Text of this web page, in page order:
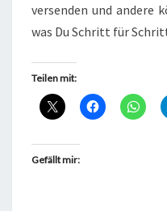
versenden und andere
was Du Schritt für
Teilen mit:
Gefällt mir: